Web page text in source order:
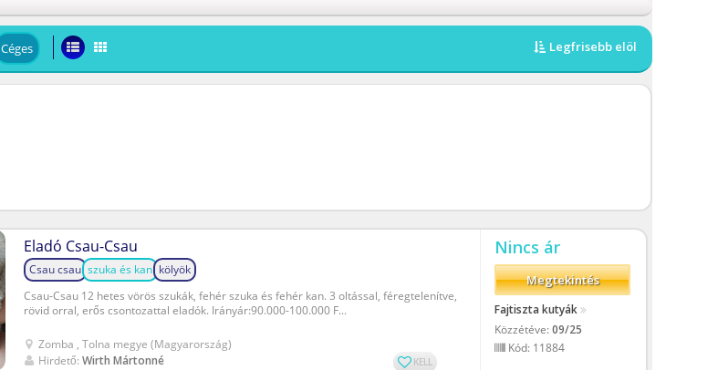
Céges Legfrisebb elöl
Nincs ár
Megtekintés
Fajtiszta kutyák
Közzétéve:09/25
Kód: 11884
Eladó Csau-Csau
Csau csau szuka és kan kölyök
Csau-Csau 12 hetes vörös szukák, fehér szuka és fehér kan. 3 oltással, féregtelenítve,
rövid orral, erős csontozattal eladók. Irányár:90.000-100.000 F...
Zomba , Tolna megye (Magyarország)
Hirdető: Wirth Mártonné KELL